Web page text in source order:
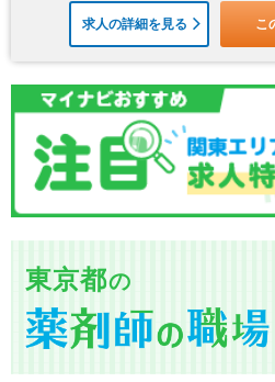
求人の詳細を見る こ
東京都の